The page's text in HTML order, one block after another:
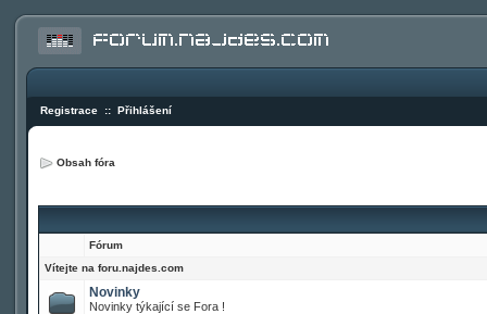
Registrace :: Přihlášení
Obsah fóra
Fórum
Vítejte na foru.najdes.com
Novinky
Novinky týkající se Fora !